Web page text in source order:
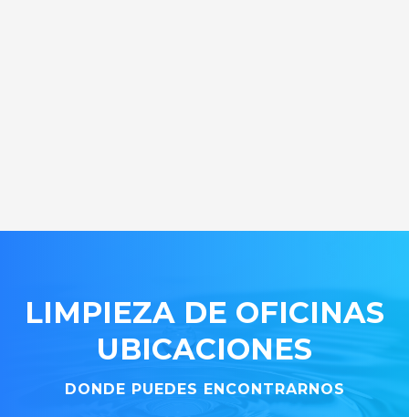
LIMPIEZA DE OFICINAS
UBICACIONES
DONDE PUEDES ENCONTRARNOS